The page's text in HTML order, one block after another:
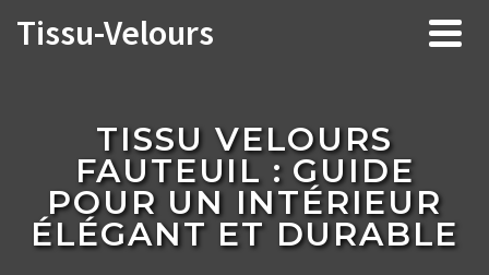
Tissu-Velours
TISSU VELOURS
FAUTEUIL : GUIDE
POUR UN INTÉRIEUR
ÉLÉGANT ET DURABLE